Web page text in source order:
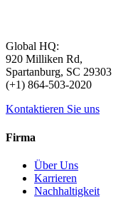
Global HQ:
920 Milliken Rd,
Spartanburg, SC 29303
(+1) 864-503-2020
Kontaktieren Sie uns
Firma
Über Uns
Karrieren
Nachhaltigkeit